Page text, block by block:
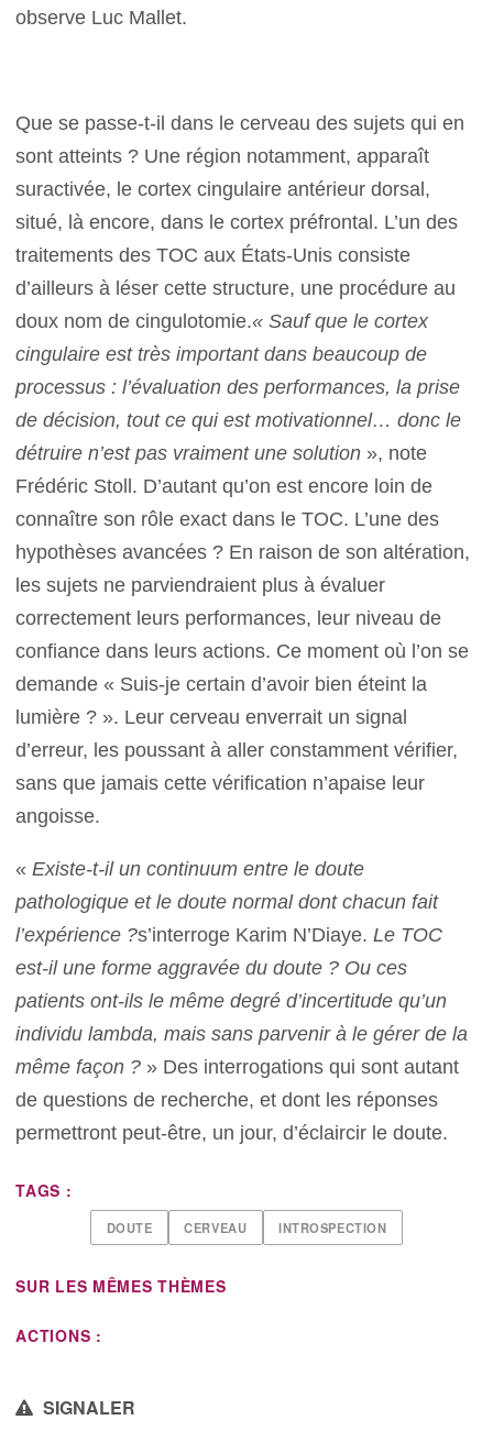
observe Luc Mallet.
Que se passe-t-il dans le cerveau des sujets qui en
sont atteints ? Une région notamment, apparaît
suractivée, le cortex cingulaire antérieur dorsal,
situé, là encore, dans le cortex préfrontal. L’un des
traitements des TOC aux États-Unis consiste
d’ailleurs à léser cette structure, une procédure au
doux nom de cingulotomie.« Sauf que le cortex
cingulaire est très important dans beaucoup de
processus : l’évaluation des performances, la prise
de décision, tout ce qui est motivationnel… donc le
détruire n’est pas vraiment une solution », note
Frédéric Stoll. D’autant qu’on est encore loin de
connaître son rôle exact dans le TOC. L’une des
hypothèses avancées ? En raison de son altération,
les sujets ne parviendraient plus à évaluer
correctement leurs performances, leur niveau de
confiance dans leurs actions. Ce moment où l’on se
demande « Suis-je certain d’avoir bien éteint la
lumière ? ». Leur cerveau enverrait un signal
d’erreur, les poussant à aller constamment vérifier,
sans que jamais cette vérification n’apaise leur
angoisse.
«Existe-t-il un continuum entre le doute
pathologique et le doute normal dont chacun fait
l’expérience ?s’interroge Karim N’Diaye.Le TOC
est-il une forme aggravée du doute ? Ou ces
patients ont-ils le même degré d’incertitude qu’un
individu lambda, mais sans parvenir à le gérer de la
même façon ? » Des interrogations qui sont autant
de questions de recherche, et dont les réponses
permettront peut-être, un jour, d’éclaircir le doute.
TAGS :
DOUTE CERVEAU INTROSPECTION
SUR LES MÊMES THÈMES
ACTIONS :
SIGNALER